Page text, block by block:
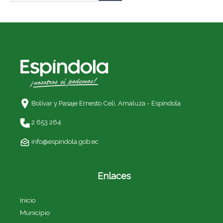
Bolívar y Pasaje Ernesto Celi, Amaluza - Espíndola
2 653 264
info@espindola.gob.ec
Enlaces
Inicio
Municipio